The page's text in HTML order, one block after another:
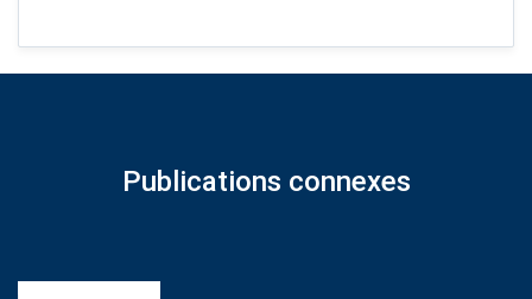
Publications connexes